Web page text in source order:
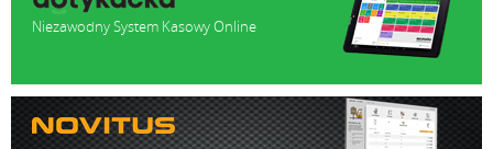
Niezawodny System Kasowy Online